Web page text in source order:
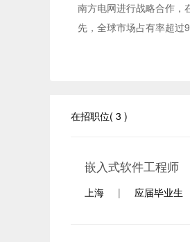
南方电网进行战略合作，
先，全球市场占有率超过
在招职位( 3 )
嵌入式软件工程师
上海
| 应届毕业生